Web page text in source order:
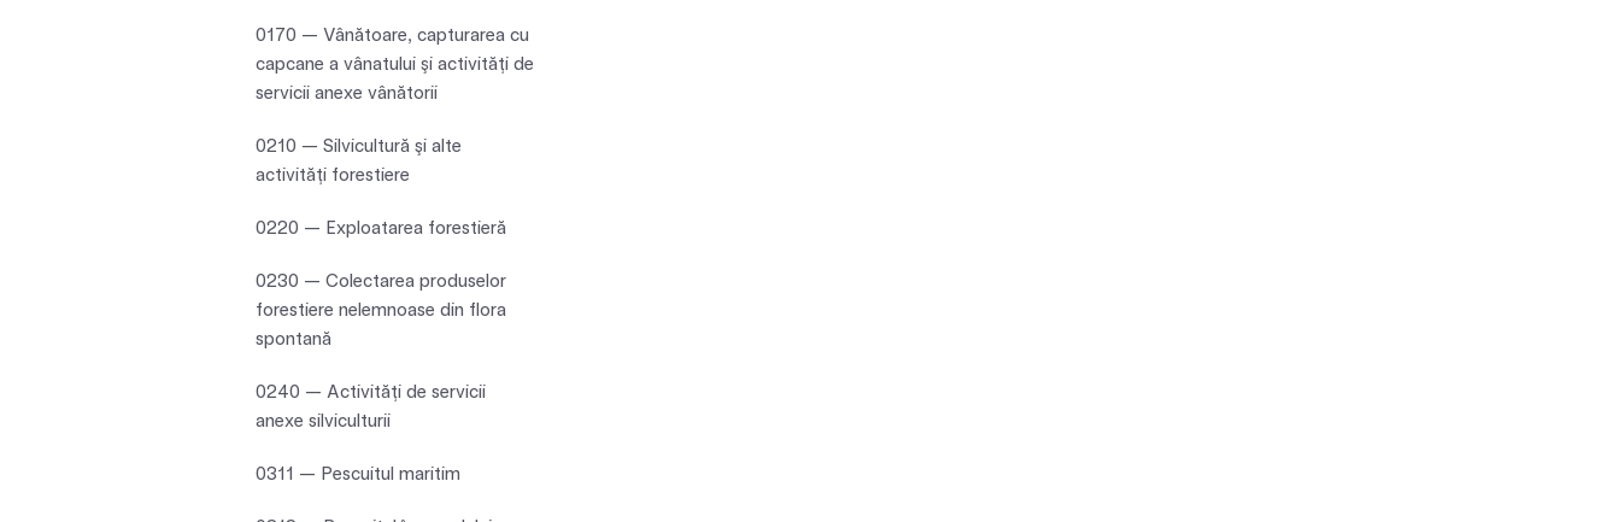
0170 — Vânătoare, capturarea cu
capcane a vânatului şi activităţi de
servicii anexe vânătorii
0210 — Silvicultură şi alte
activităţi forestiere
0220 — Exploatarea forestieră
0230 — Colectarea produselor
forestiere nelemnoase din flora
spontană
0240 — Activităţi de servicii
anexe silviculturii
0311 — Pescuitul maritim